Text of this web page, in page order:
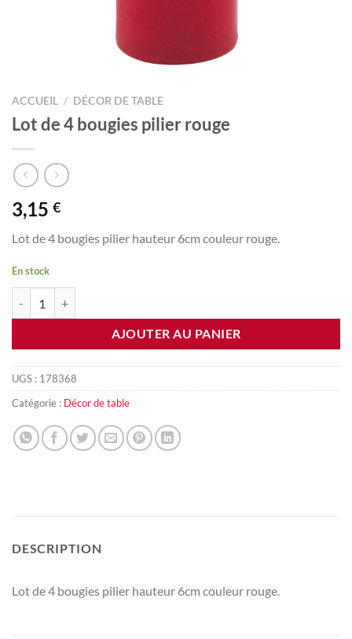
ACCUEIL / DÉCOR DE TABLE
Lot de 4 bougies pilier rouge
3,15 €
Lot de 4 bougies pilier hauteur 6cm couleur rouge.
En stock
AJOUTER AU PANIER
UGS : 178368
Catégorie : Décor de table
DESCRIPTION
Lot de 4 bougies pilier hauteur 6cm couleur rouge.